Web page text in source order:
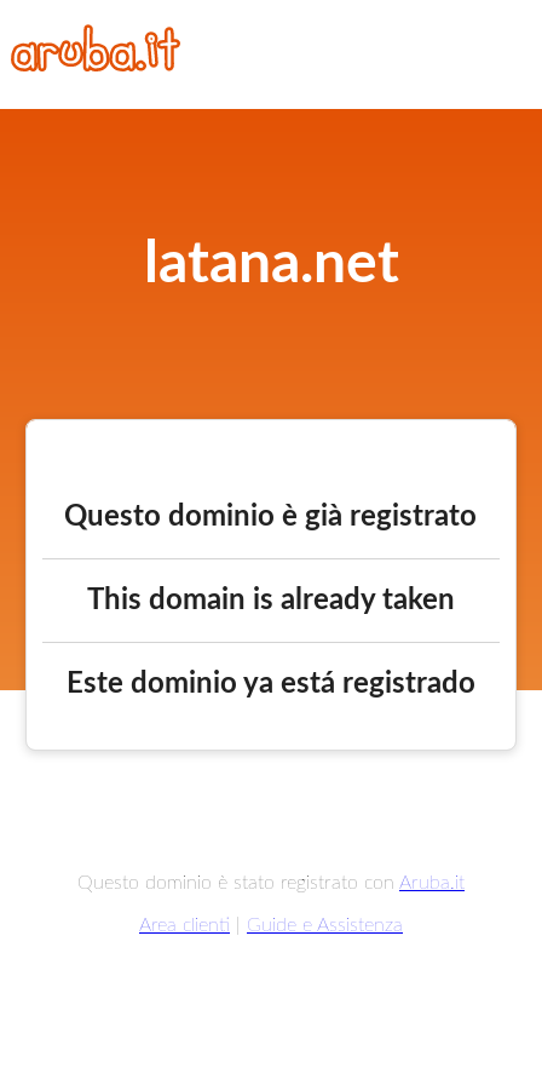
latana.net
Questo dominio è già registrato
This domain is already taken
Este dominio ya está registrado
Questo dominio è stato registrato con Aruba.it
Area clienti Guide e Assistenza